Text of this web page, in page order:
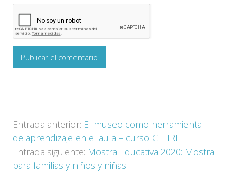
Entrada anterior: El museo como herramienta
de aprendizaje en el aula – curso CEFIRE
Entrada siguiente: Mostra Educativa 2020: Mostra
para familias y niños y niñas